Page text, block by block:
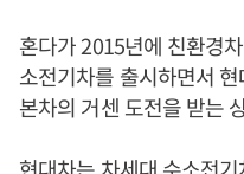
혼다가 2015년에 친환경
소전기차를 출시하면서
본차의 거센 도전을 받는